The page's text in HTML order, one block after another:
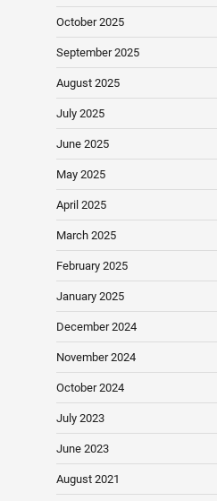
October 2025
September 2025
August 2025
July 2025
June 2025
May 2025
April 2025
March 2025
February 2025
January 2025
December 2024
November 2024
October 2024
July 2023
June 2023
August 2021